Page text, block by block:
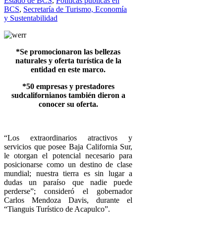
BCS, Secretaría de Turismo, Economía
y Sustentabilidad
*Se promocionaron las bellezas
naturales y oferta turística de la
entidad en este marco.
*50 empresas y prestadores
sudcalifornianos también dieron a
conocer su oferta.
“Los extraordinarios atractivos y
servicios que posee Baja California Sur,
le otorgan el potencial necesario para
posicionarse como un destino de clase
mundial; nuestra tierra es sin lugar a
dudas un paraíso que nadie puede
perderse”; consideró el gobernador
Carlos Mendoza Davis, durante el
“Tianguis Turístico de Acapulco”.